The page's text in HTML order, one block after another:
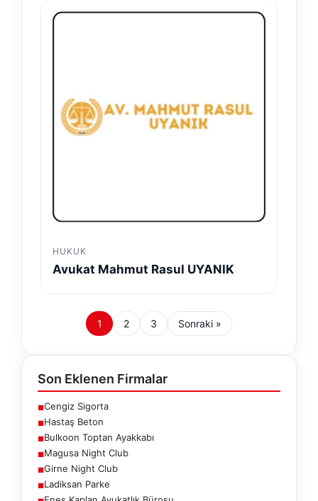
HUKUK
Avukat Mahmut Rasul UYANIK
1 2 3 Sonraki »
Son Eklenen Firmalar
■Cengiz Sigorta
■Hastaş Beton
■Bulkoon Toptan Ayakkabı
■Magusa Night Club
■Girne Night Club
■Ladiksan Parke